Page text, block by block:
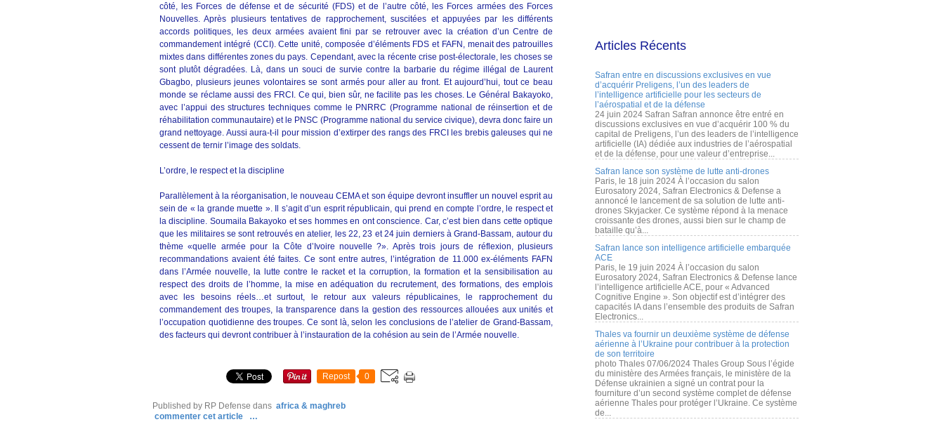
côté, les Forces de défense et de sécurité (FDS) et de l’autre côté, les Forces armées des Forces
Nouvelles. Après plusieurs tentatives de rapprochement, suscitées et appuyées par les différents
accords politiques, les deux armées avaient fini par se retrouver avec la création d’un Centre de
commandement intégré (CCI). Cette unité, composée d’éléments FDS et FAFN, menait des patrouilles
mixtes dans différentes zones du pays. Cependant, avec la récente crise post-électorale, les choses se
sont plutôt dégradées. Là, dans un souci de survie contre la barbarie du régime illégal de Laurent
Gbagbo, plusieurs jeunes volontaires se sont armés pour aller au front. Et aujourd’hui, tout ce beau
monde se réclame aussi des FRCI. Ce qui, bien sûr, ne facilite pas les choses. Le Général Bakayoko,
avec l’appui des structures techniques comme le PNRRC (Programme national de réinsertion et de
réhabilitation communautaire) et le PNSC (Programme national du service civique), devra donc faire un
grand nettoyage. Aussi aura-t-il pour mission d’extirper des rangs des FRCI les brebis galeuses qui ne
cessent de ternir l’image des soldats.
L’ordre, le respect et la discipline
Parallèlement à la réorganisation, le nouveau CEMA et son équipe devront insuffler un nouvel esprit au
sein de « la grande muette ». Il s’agit d’un esprit républicain, qui prend en compte l’ordre, le respect et
la discipline. Soumaila Bakayoko et ses hommes en ont conscience. Car, c’est bien dans cette optique
que les militaires se sont retrouvés en atelier, les 22, 23 et 24 juin derniers à Grand-Bassam, autour du
thème «quelle armée pour la Côte d’Ivoire nouvelle ?». Après trois jours de réflexion, plusieurs
recommandations avaient été faites. Ce sont entre autres, l’intégration de 11.000 ex-éléments FAFN
dans l’Armée nouvelle, la lutte contre le racket et la corruption, la formation et la sensibilisation au
respect des droits de l’homme, la mise en adéquation du recrutement, des formations, des emplois
avec les besoins réels…et surtout, le retour aux valeurs républicaines, le rapprochement du
commandement des troupes, la transparence dans la gestion des ressources allouées aux unités et
l’occupation quotidienne des troupes. Ce sont là, selon les conclusions de l’atelier de Grand-Bassam,
des facteurs qui devront contribuer à l’instauration de la cohésion au sein de l’Armée nouvelle.
Repost 0
Published by RP Defense dans africa & maghreb
commenter cet article
…
Articles Récents
Safran entre en discussions exclusives en vue
d’acquérir Preligens, l’un des leaders de
l’intelligence artificielle pour les secteurs de
l’aérospatial et de la défense
24 juin 2024 Safran Safran annonce être entré en
discussions exclusives en vue d’acquérir 100 % du
capital de Preligens, l’un des leaders de l’intelligence
artificielle (IA) dédiée aux industries de l’aérospatial
et de la défense, pour une valeur d’entreprise...
Safran lance son système de lutte anti-drones
Paris, le 18 juin 2024 À l’occasion du salon
Eurosatory 2024, Safran Electronics & Defense a
annoncé le lancement de sa solution de lutte anti-
drones Skyjacker. Ce système répond à la menace
croissante des drones, aussi bien sur le champ de
bataille qu’à...
Safran lance son intelligence artificielle embarquée
ACE
Paris, le 19 juin 2024 À l’occasion du salon
Eurosatory 2024, Safran Electronics & Defense lance
l’intelligence artificielle ACE, pour « Advanced
Cognitive Engine ». Son objectif est d’intégrer des
capacités IA dans l’ensemble des produits de Safran
Electronics...
Thales va fournir un deuxième système de défense
aérienne à l’Ukraine pour contribuer à la protection
de son territoire
photo Thales 07/06/2024 Thales Group Sous l’égide
du ministère des Armées français, le ministère de la
Défense ukrainien a signé un contrat pour la
fourniture d’un second système complet de défense
aérienne Thales pour protéger l’Ukraine. Ce système
de...